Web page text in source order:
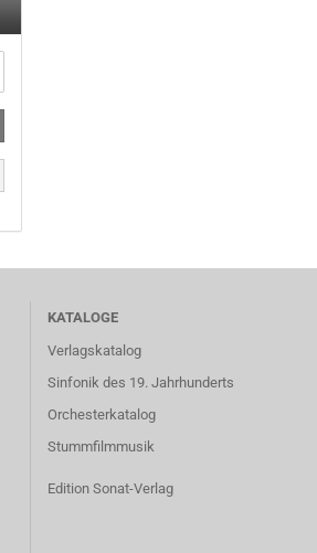
KATALOGE
Verlagskatalog
Sinfonik des 19. Jahrhunderts
Orchesterkatalog
Stummfilmmusik
Edition Sonat-Verlag